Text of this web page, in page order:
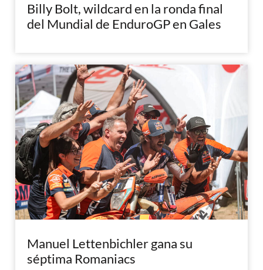
Billy Bolt, wildcard en la ronda final
del Mundial de EnduroGP en Gales
Manuel Lettenbichler gana su
séptima Romaniacs